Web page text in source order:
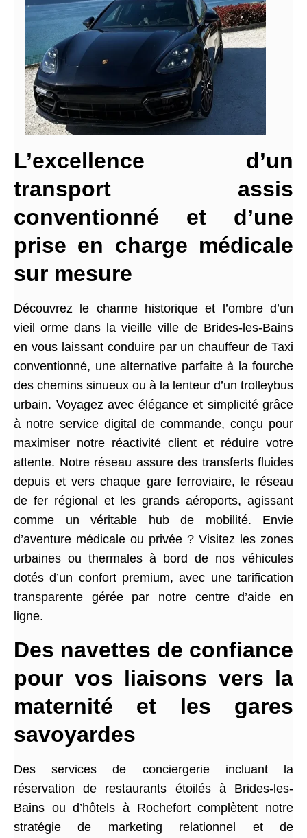
L’excellence d’un
transport assis
conventionné et d’une
prise en charge médicale
sur mesure
Découvrez le charme historique et l’ombre d’un
vieil orme dans la vieille ville de Brides-les-Bains
en vous laissant conduire par un chauffeur de Taxi
conventionné, une alternative parfaite à la fourche
des chemins sinueux ou à la lenteur d’un trolleybus
urbain. Voyagez avec élégance et simplicité grâce
à notre service digital de commande, conçu pour
maximiser notre réactivité client et réduire votre
attente. Notre réseau assure des transferts fluides
depuis et vers chaque gare ferroviaire, le réseau
de fer régional et les grands aéroports, agissant
comme un véritable hub de mobilité. Envie
d’aventure médicale ou privée ? Visitez les zones
urbaines ou thermales à bord de nos véhicules
dotés d’un confort premium, avec une tarification
transparente gérée par notre centre d’aide en
ligne.
Des navettes de confiance
pour vos liaisons vers la
maternité et les gares
savoyardes
Des services de conciergerie incluant la
réservation de restaurants étoilés à Brides-les-
Bains ou d’hôtels à Rochefort complètent notre
stratégie de marketing relationnel et de